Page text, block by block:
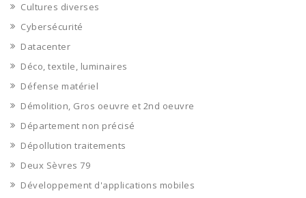
Cultures diverses
Cybersécurité
Datacenter
Déco, textile, luminaires
Défense matériel
Démolition, Gros oeuvre et 2nd oeuvre
Département non précisé
Dépollution traitements
Deux Sèvres 79
Développement d'applications mobiles